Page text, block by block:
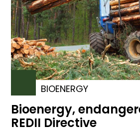
BIOENERGY
Bioenergy,
REDII Directive